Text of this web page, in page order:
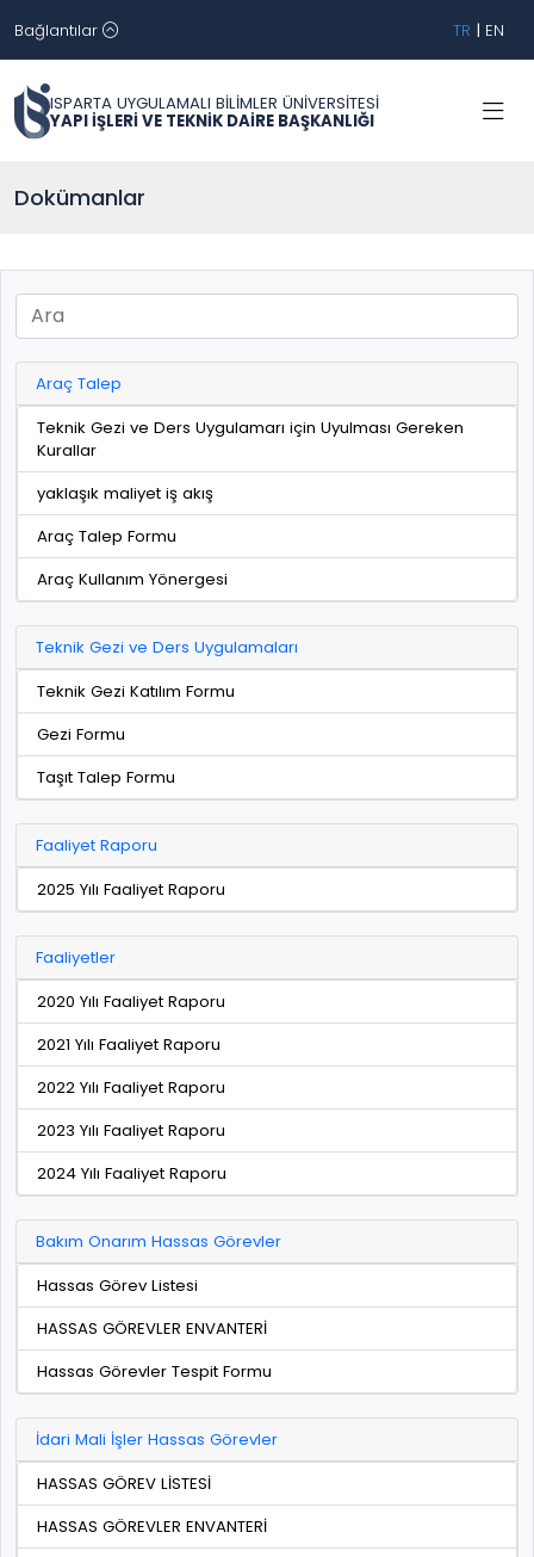
Bağlantılar TR | EN
ISPARTA UYGULAMALI BİLİMLER ÜNİVERSİTESİ
YAPI İŞLERİ VE TEKNİK DAİRE BAŞKANLIĞI
Dokümanlar
Araç Talep
Teknik Gezi ve Ders Uygulamarı için Uyulması Gereken
Kurallar
yaklaşık maliyet iş akış
Araç Talep Formu
Araç Kullanım Yönergesi
Teknik Gezi ve Ders Uygulamaları
Teknik Gezi Katılım Formu
Gezi Formu
Taşıt Talep Formu
Faaliyet Raporu
2025 Yılı Faaliyet Raporu
Faaliyetler
2020 Yılı Faaliyet Raporu
2021 Yılı Faaliyet Raporu
2022 Yılı Faaliyet Raporu
2023 Yılı Faaliyet Raporu
2024 Yılı Faaliyet Raporu
Bakım Onarım Hassas Görevler
Hassas Görev Listesi
HASSAS GÖREVLER ENVANTERİ
Hassas Görevler Tespit Formu
İdari Mali İşler Hassas Görevler
HASSAS GÖREV LİSTESİ
HASSAS GÖREVLER ENVANTERİ